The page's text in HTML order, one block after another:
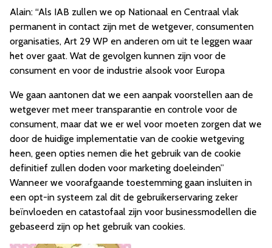
Alain: “Als IAB zullen we op Nationaal en Centraal vlak
permanent in contact zijn met de wetgever, consumenten
organisaties, Art 29 WP en anderen om uit te leggen waar
het over gaat. Wat de gevolgen kunnen zijn voor de
consument en voor de industrie alsook voor Europa
We gaan aantonen dat we een aanpak voorstellen aan de
wetgever met meer transparantie en controle voor de
consument, maar dat we er wel voor moeten zorgen dat we
door de huidige implementatie van de cookie wetgeving
heen, geen opties nemen die het gebruik van de cookie
definitief zullen doden voor marketing doeleinden”
Wanneer we voorafgaande toestemming gaan insluiten in
een opt-in systeem zal dit de gebruikerservaring zeker
beïnvloeden en catastofaal zijn voor businessmodellen die
gebaseerd zijn op het gebruik van cookies.